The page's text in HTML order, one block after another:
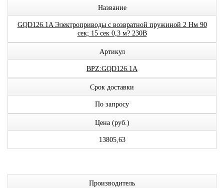
Название
GQD126.1A Электроприводы с возвратной пружиной 2 Нм 90
сек; 15 сек 0,3 м? 230В
Артикул
BPZ:GQD126.1A
Срок доставки
По запросу
Цена (руб.)
13805,63
Производитель